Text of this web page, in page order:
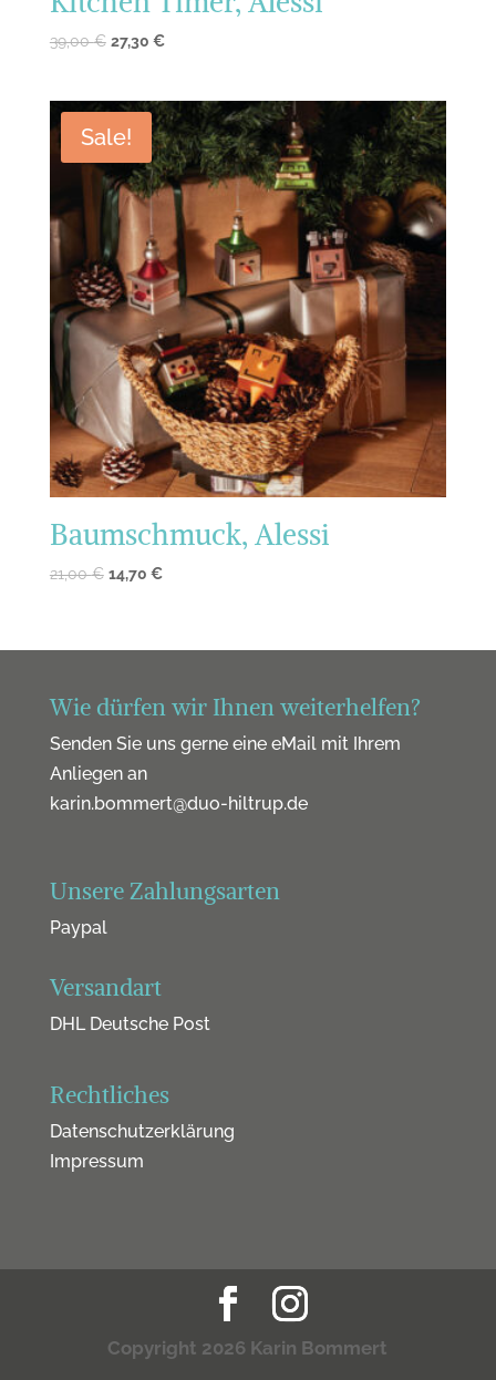
39,00€ 27,30 €
Sale!
Baumschmuck, Alessi
21,00€ 14,70 €
Wie dürfen wir Ihnen weiterhelfen?
Senden Sie uns gerne eine eMail mit Ihrem
Anliegen an
karin.bommert@duo-hiltrup.de
Unsere Zahlungsarten
Paypal
Versandart
DHL Deutsche Post
Rechtliches
Datenschutzerklärung
Impressum
Copyright 2026 Karin Bommert